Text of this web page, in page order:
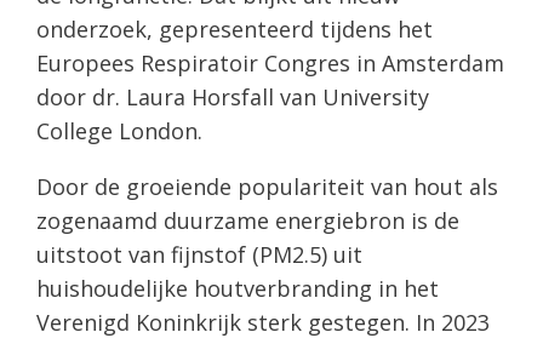
onderzoek, gepresenteerd tijdens het
Europees Respiratoir Congres in Amsterdam
door dr. Laura Horsfall van University
College London.
Door de groeiende populariteit van hout als
zogenaamd duurzame energiebron is de
uitstoot van fijnstof (PM2.5) uit
huishoudelijke houtverbranding in het
Verenigd Koninkrijk sterk gestegen. In 2023